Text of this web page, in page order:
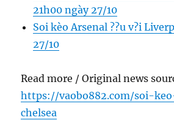
21h00 ngày 27/10
Soi kèo Arsenal ??u v?i
27/10
Read more / Original news
https://vaobo882.com/soi-
chelsea